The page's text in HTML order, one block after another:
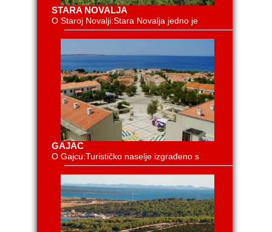
STARA NOVALJA
O Staroj Novalji:Stara Novalja jedno je
GAJAC
O Gajcu:Turističko naselje izgrađeno s